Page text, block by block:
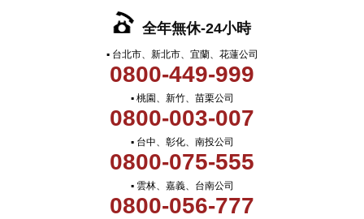
全年無休-24小時
▪ 台北市、新北市、宜蘭、花蓮公司
0800-449-999
▪ 桃園、新竹、苗栗公司
0800-003-007
▪ 台中、彰化、南投公司
0800-075-555
▪ 雲林、嘉義、台南公司
0800-056-777